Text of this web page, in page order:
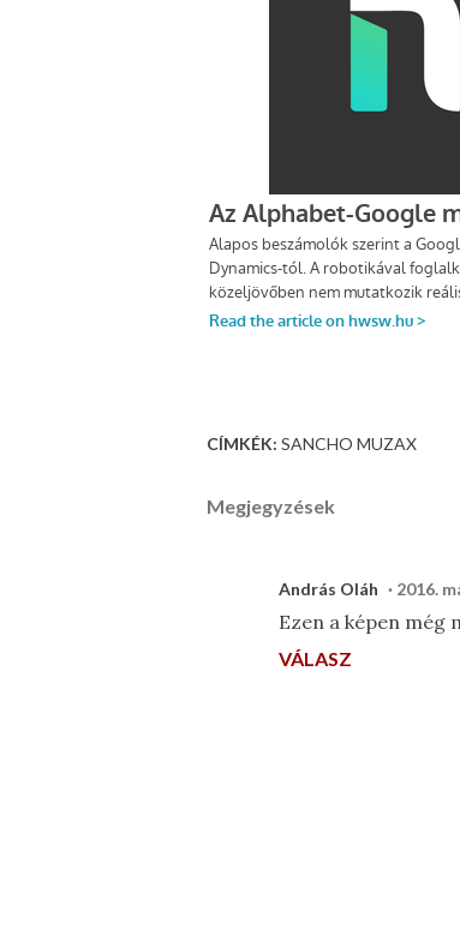
CÍMKÉK: SANCHO MUZAX
Megjegyzések
András Oláh 2016.
Ezen a képen még
VÁLASZ